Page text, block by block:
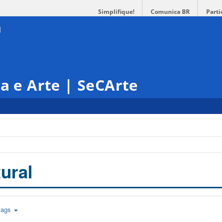
Simplifique! Comunica BR
e Arte | SeCArte